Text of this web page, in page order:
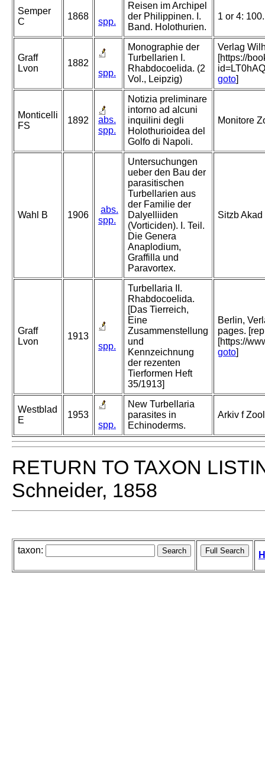
Semper
C
1868
spp.
Reisen im Archipel
der Philippinen. I.
Band. Holothurien.
1 or 4:
Graff
Lvon
1882
spp.
Monographie der
Turbellarien I.
Rhabdocoelida. (2
Vol., Leipzig)
Verlag
[https://
goto]
Monticelli
FS
1892
abs.
spp.
Notizia preliminare
intorno ad alcuni
inquilini degli
Holothurioidea del
Golfo di Napoli.
Monitore
Wahl B 1906
abs.
spp.
Untersuchungen
ueber den Bau der
parasitischen
Turbellarien aus
der Familie der
Dalyelliiden
(Vorticiden). I. Teil.
Die Genera
Anaplodium,
Graffilla und
Paravortex.
Sitzb
Graff
Lvon
1913
spp.
Turbellaria II.
Rhabdocoelida.
[Das Tierreich,
Eine
Zusammenstellung
und
Kennzeichnung
der rezenten
Tierformen Heft
35/1913]
Berlin,
pages.
[https://
goto]
Westblad
E
1953
spp.
New Turbellaria
parasites in
Echinoderms.
Arkiv f
RETURN TO TAXON
Schneider, 1858
taxon: